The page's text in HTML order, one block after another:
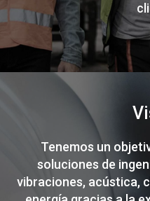
Tenemos un
soluciones de
vibraciones, acústica,